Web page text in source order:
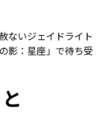
ないジェイドライト
影：星座」で待ち受